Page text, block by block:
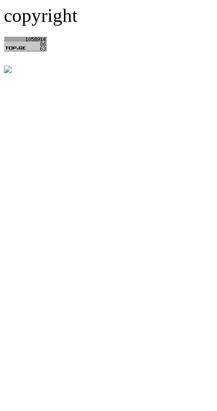
copyright